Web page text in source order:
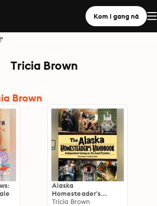
Kom i gang nå
Tricia Brown
Brown
Alaska
Homesteader's
Handbook:
Tricia Brown